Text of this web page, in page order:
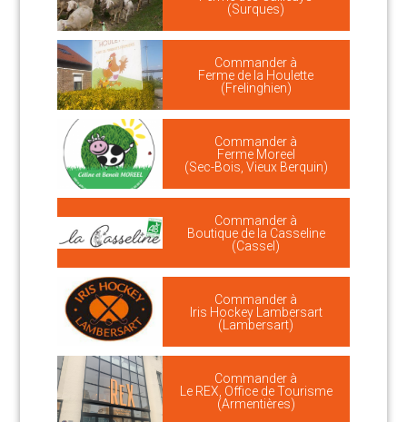
(Surques)
Commander à
Ferme de la Houlette
(Frelinghien)
Commander à
Ferme Moreel
(Sec-Bois, Vieux Berquin)
Commander à
Boutique de la Casseline
(Cassel)
Commander à
Iris Hockey Lambersart
(Lambersart)
Commander à
Le REX, Office de Tourisme
(Armentières)